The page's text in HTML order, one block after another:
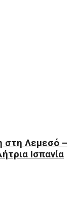
στη Λεμεσό –
Ισπανία